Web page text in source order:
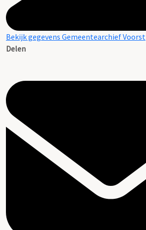
Bekijk gegevens Gemeentearchief Voorst
Delen